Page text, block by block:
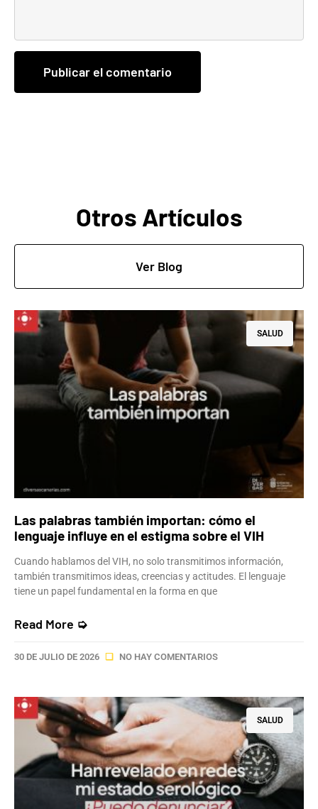
Otros Artículos
Ver Blog
SALUD
Las palabras también importan: cómo el
lenguaje influye en el estigma sobre el VIH
Cuando hablamos del VIH, no solo transmitimos información,
también transmitimos ideas, creencias y actitudes. El lenguaje
tiene un papel fundamental en la forma en que
Read More ➭
30 DE JULIO DE 2026 NO HAY COMENTARIOS
SALUD